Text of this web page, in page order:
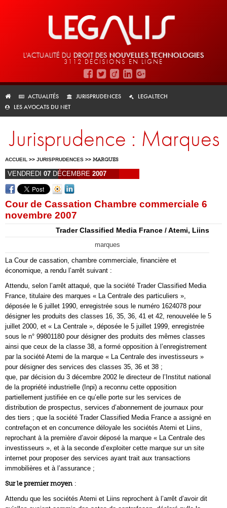
L'ACTUALITÉ DU DROIT DES NOUVELLES TECHNOLOGIES
3112 DÉCISIONS EN LIGNE
ACTUALITÉS JURISPRUDENCES
LEGALTECH
LES AVOCATS DU NET
Jurisprudence : Marques
ACCUEIL >> JURISPRUDENCES >> MARQUES
VENDREDI 07 DÉCEMBRE 2007
Cour de Cassation Chambre commerciale 6
novembre 2007
Trader Classified Media France / Atemi, Liins
marques
La Cour de cassation, chambre commerciale, financière et
économique, a rendu l’arrêt suivant :
Attendu, selon l’arrêt attaqué, que la société Trader Classified Media
France, titulaire des marques « La Centrale des particuliers »,
déposée le 6 juillet 1990, enregistrée sous le numéro 1624078 pour
désigner les produits des classes 16, 35, 36, 41 et 42, renouvelée le 5
juillet 2000, et « La Centrale », déposée le 5 juillet 1999, enregistrée
sous le n° 99801180 pour désigner des produits des mêmes classes
ainsi que ceux de la classe 38, a formé opposition à l’enregistrement
par la société Atemi de la marque « La Centrale des investisseurs »
pour désigner des services des classes 35, 36 et 38 ;
que, par décision du 3 décembre 2002 le directeur de l’Institut national
de la propriété industrielle (Inpi) a reconnu cette opposition
partiellement justifiée en ce qu’elle porte sur les services de
distribution de prospectus, services d’abonnement de journaux pour
des tiers ; que la société Trader Classified Media France a assigné en
contrefaçon et en concurrence déloyale les sociétés Atemi et Liins,
reprochant à la première d’avoir déposé la marque « La Centrale des
investisseurs », et à la seconde d’exploiter cette marque sur un site
internet pour proposer des services ayant trait aux transactions
immobilières et à l’assurance ;
Sur le premier moyen :
Attendu que les sociétés Atemi et Liins reprochent à l’arrêt d’avoir dit